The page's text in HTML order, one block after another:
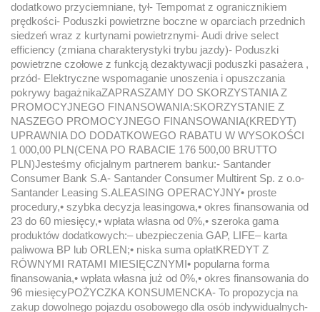
dodatkowo przyciemniane, tył- Tempomat z ogranicznikiem
prędkości- Poduszki powietrzne boczne w oparciach przednich
siedzeń wraz z kurtynami powietrznymi- Audi drive select
efficiency (zmiana charakterystyki trybu jazdy)- Poduszki
powietrzne czołowe z funkcją dezaktywacji poduszki pasażera ,
przód- Elektryczne wspomaganie unoszenia i opuszczania
pokrywy bagażnikaZAPRASZAMY DO SKORZYSTANIA Z
PROMOCYJNEGO FINANSOWANIA:SKORZYSTANIE Z
NASZEGO PROMOCYJNEGO FINANSOWANIA(KREDYT)
UPRAWNIA DO DODATKOWEGO RABATU W WYSOKOŚCI
1 000,00 PLN(CENA PO RABACIE 176 500,00 BRUTTO
PLN)Jesteśmy oficjalnym partnerem banku:- Santander
Consumer Bank S.A- Santander Consumer Multirent Sp. z o.o-
Santander Leasing S.ALEASING OPERACYJNY• proste
procedury,• szybka decyzja leasingowa,• okres finansowania od
23 do 60 miesięcy,• wpłata własna od 0%,• szeroka gama
produktów dodatkowych:– ubezpieczenia GAP, LIFE– karta
paliwowa BP lub ORLEN;• niska suma opłatKREDYT Z
RÓWNYMI RATAMI MIESIĘCZNYMI• popularna forma
finansowania,• wpłata własna już od 0%,• okres finansowania do
96 miesięcyPOŻYCZKA KONSUMENCKA- To propozycja na
zakup dowolnego pojazdu osobowego dla osób indywidualnych-